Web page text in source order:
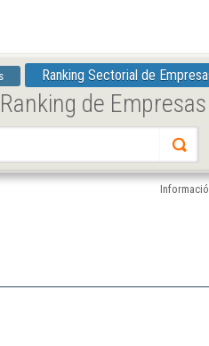
Ranking Sectorial de
de